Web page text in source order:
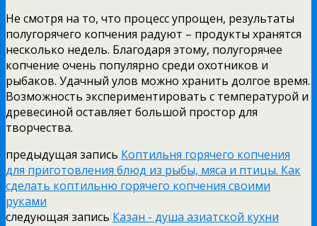
Не смотря на то, что процесс упрощен, результаты
полугорячего копчения радуют – продукты хранятся
несколько недель. Благодаря этому, полугорячее
копчение очень популярно среди охотников и
рыбаков. Удачный улов можно хранить долгое время.
Возможность экспериментировать с температурой и
древесиной оставляет большой простор для
творчества.
предыдущая запись Коптильня горячего копчения
для приготовления блюд из рыбы, мяса и птицы. Как
сделать коптильню горячего копчения своими
руками
следующая запись Казан - душа азиатской кухни